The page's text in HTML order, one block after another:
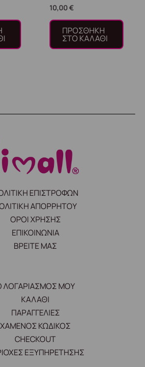
10,00€
ΠΡΟΣΘΉΚΗ
ΣΤΟ ΚΑΛΆΘΙ
ΕΠΙΣΤΡΟΦΩΝ
ΑΠΟΡΡΗΤΟΥ
ΟΡΟΙ ΧΡΗΣΗΣ
ΕΠΙΚΟΙΝΩΝΙΑ
ΒΡΕΙΤΕ ΜΑΣ
ΛΟΓΑΡΙΑΣΜΟΣ ΜΟΥ
ΚΑΛΑΘΙ
ΠΑΡΑΓΓΕΛΙΕΣ
ΧΑΜΕΝΟΣ ΚΩΔΙΚΟΣ
CHECKOUT
ΕΞΥΠΗΡΕΤΗΣΗΣ